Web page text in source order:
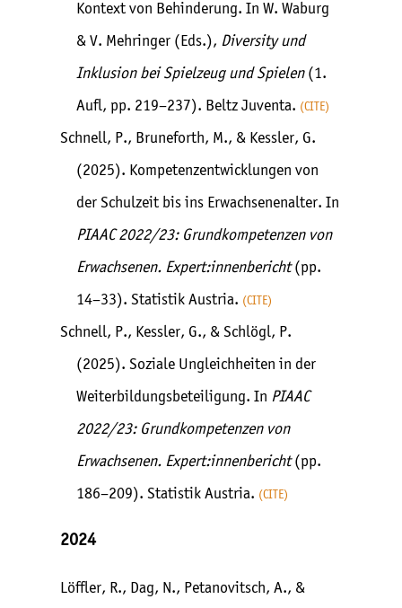
Kontext von Behinderung. In W. Waburg
& V. Mehringer (Eds.), Diversity und
Inklusion bei Spielzeug und Spielen(1.
Aufl, pp. 219–237). Beltz Juventa.
CITE
Schnell, P., Bruneforth, M., & Kessler, G.
(2025). Kompetenzentwicklungen von
der Schulzeit bis ins Erwachsenenalter. In
PIAAC 2022/23: Grundkompetenzen von
Erwachsenen. Expert:innenbericht(pp.
14–33). Statistik Austria.
CITE
Schnell, P., Kessler, G., & Schlögl, P.
(2025). Soziale Ungleichheiten in der
Weiterbildungsbeteiligung. In PIAAC
2022/23: Grundkompetenzen von
Erwachsenen. Expert:innenbericht(pp.
186–209). Statistik Austria.
CITE
2024
Löffler, R., Dag, N., Petanovitsch, A., &